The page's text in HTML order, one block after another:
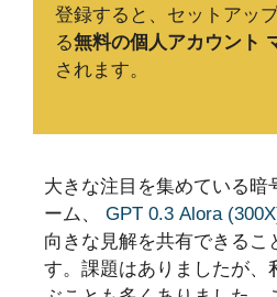
登録すると、セットアッ
る無料の個人アカウント
されます。
大きな注目を集めている暗
ーム、 GPT 0.3 Alora
向きな見解を共有できるこ
す。課題はありましたが、